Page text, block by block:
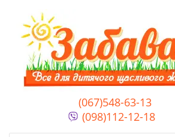
(067)548-63-13
(098)112-12-18